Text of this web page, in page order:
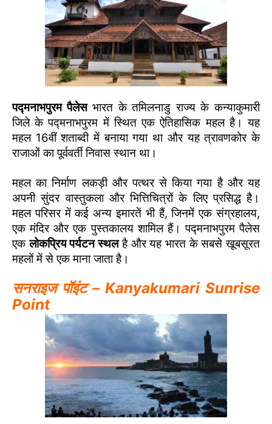
पद्मनाभपुरम पैलेसभारत के तमिलनाडु राज्य के कन्याकुमारी
जिले के पद्मनाभपुरम में स्थित एक ऐतिहासिक महल है। यह
महल 16वीं शताब्दी में बनाया गया था और यह त्रावणकोर के
राजाओं का पूर्ववर्ती निवास स्थान था।
महल का निर्माण लकड़ी और पत्थर से किया गया है और यह
अपनी सुंदर वास्तुकला और भित्तिचित्रों के लिए प्रसिद्ध है।
महल परिसर में कई अन्य इमारतें भी हैं, जिनमें एक संग्रहालय,
एक मंदिर और एक पुस्तकालय शामिल हैं। पद्मनाभपुरम पैलेस
एकलोकप्रिय पर्यटन स्थलहै और यह भारत के सबसे खूबसूरत
महलों में से एक माना जाता है।
सनराइज पॉइंट – Kanyakumari Sunrise
Point